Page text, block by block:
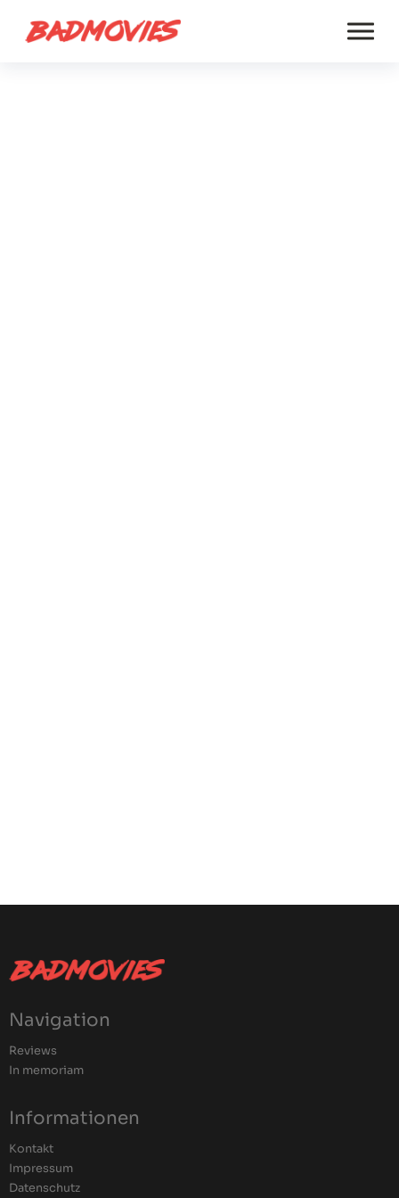
Navigation
Reviews
In memoriam
Informationen
Kontakt
Impressum
Datenschutz